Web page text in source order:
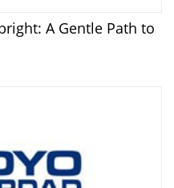
A Gentle Path to